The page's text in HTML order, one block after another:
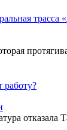
работу?
отказала